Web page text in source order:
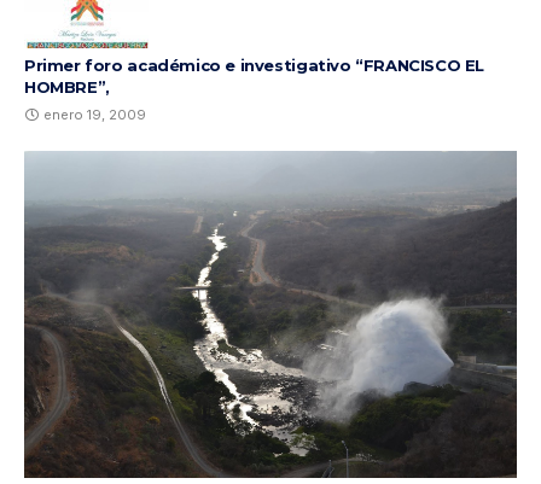
Primer foro académico e investigativo “FRANCISCO EL
HOMBRE”,
enero 19, 2009